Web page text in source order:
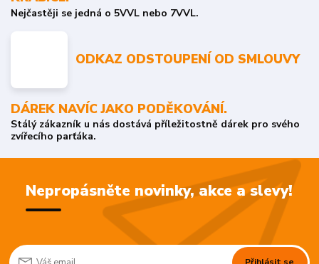
Nejčastěji se jedná o 5VVL nebo 7VVL.
ODKAZ ODSTOUPENÍ OD SMLOUVY
DÁREK NAVÍC JAKO PODĚKOVÁNÍ.
Stálý zákazník u nás dostává příležitostně dárek pro svého
zvířecího parťáka.
Nepropásněte novinky, akce a slevy!